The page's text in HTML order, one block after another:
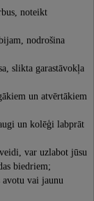
noteikt
nodrošina
slikta garastāvokļa
un atvērtākiem
un kolēģi labprāt
var uzlabot jūsu
biedriem;
vai jaunu